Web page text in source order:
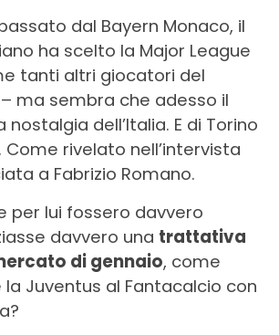
dal Bayern Monaco, il
ha scelto la Major League
tanti altri giocatori del
ma sembra che adesso il
nostalgia dell’Italia. E di Torino
rivelato nell’intervista
a Fabrizio Romano.
per lui fossero davvero
davvero una trattativa
di gennaio, come
Juventus al Fantacalcio con